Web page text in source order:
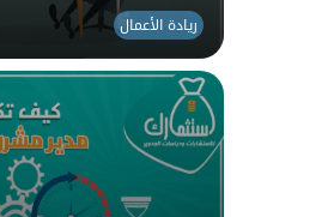
ريادة الأعمال